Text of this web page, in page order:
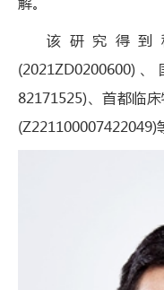
该研究得到
(2021ZD0200600)
82171525)、首都临
(Z221100007422049)